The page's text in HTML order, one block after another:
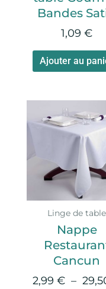
Bandes
1,09 €
Ajouter au
Linge de table
Nappe
Cancun
2,99 € –